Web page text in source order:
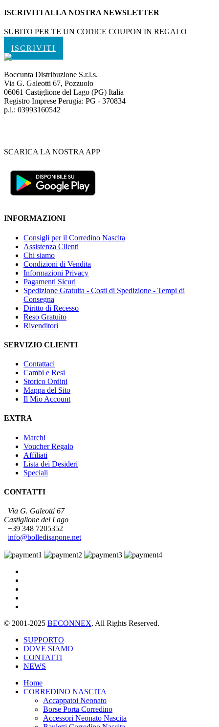
ISCRIVITI ALLA NOSTRA NEWSLETTER
SUBITO PER TE UN CODICE COUPON IN REGALO
ISCRIVITI
Boccunta Distribuzione S.r.l.s.
Via G. Galeotti 67, Pozzuolo
06061 Castiglione del Lago (PG) Italia
Registro Imprese Perugia: PG - 370834
p.i.: 03993160542
SCARICA LA NOSTRA APP
INFORMAZIONI
Consigli per il Corredino Nascita
Assistenza Clienti
Chi siamo
Condizioni di Vendita
Informazioni Privacy
Pagamenti Sicuri
Spedizione Gratuita - Costi di Spedizione - Tempi di
Consegna
Diritto di Recesso
Reso Gratuito
Rivenditori
SERVIZIO CLIENTI
Contattaci
Cambi e Resi
Storico Ordini
Mappa del Sito
Il Mio Account
EXTRA
Marchi
Voucher Regalo
Affiliati
Lista dei Desideri
Speciali
CONTATTI
Via G. Galeotti 67
Castiglione del Lago
+39 348 7205352
info@bolledisapone.net
© 2001-2025 BECONNEX. All Rights Reserved.
SUPPORTO
DOVE SIAMO
CONTATTI
NEWS
Home
CORREDINO NASCITA
Accappatoi Neonato
Borse Porta Corredino
Accessori Neonato Nascita